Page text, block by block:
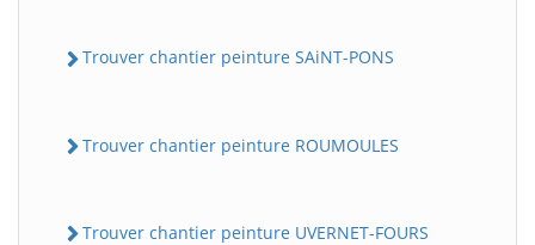
Trouver chantier peinture SAiNT-PONS
Trouver chantier peinture ROUMOULES
Trouver chantier peinture UVERNET-FOURS